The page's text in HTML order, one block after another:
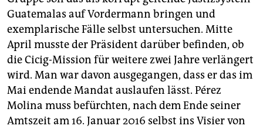
Guatemalas auf Vordermann bringen und
exemplarische Fälle selbst untersuchen. Mitte
April musste der Präsident darüber befinden, ob
die Cicig-Mission für weitere zwei Jahre verlängert
wird. Man war davon ausgegangen, dass er das im
Mai endende Mandat auslaufen lässt. Pérez
Molina muss befürchten, nach dem Ende seiner
Amtszeit am 16. Januar 2016 selbst ins Visier von